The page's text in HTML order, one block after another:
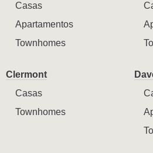
Casas
Apartamentos
Townhomes
Clermont
Casas
Townhomes